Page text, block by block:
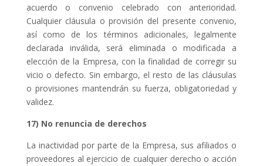
acuerdo o convenio celebrado con anterioridad.
Cualquier cláusula o provisión del presente convenio,
así como de los términos adicionales, legalmente
declarada inválida, será eliminada o modificada a
elección de la Empresa, con la finalidad de corregir su
vicio o defecto. Sin embargo, el resto de las cláusulas
o provisiones mantendrán su fuerza, obligatoriedad y
validez.
17) No renuncia de derechos
La inactividad por parte de la Empresa, sus afiliados o
proveedores al ejercicio de cualquier derecho o acción